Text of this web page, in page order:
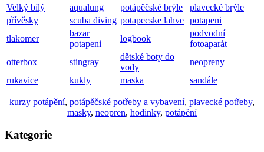
Velký bílý
aqualung potápěčské brýle
plavecké brýle
přívěsky
scuba diving potapecske lahve potapeni
tlakomer
bazar
potapeni
logbook
podvodní
fotoaparát
otterbox
stingray
dětské boty do
vody
neopreny
rukavice
kukly maska sandále
kurzy potápění, potápěčské potřeby a vybavení, plavecké potřeby,
masky, neopren, hodinky, potápění
Kategorie